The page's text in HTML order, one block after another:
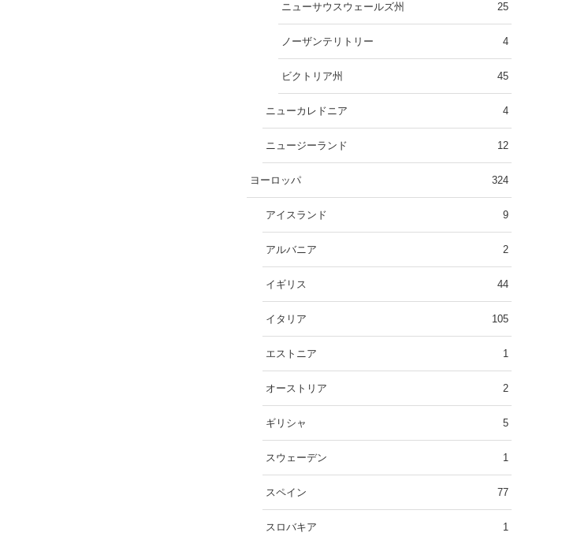
ニューサウスウェールズ州 25
ノーザンテリトリー 4
ビクトリア州 45
ニューカレドニア 4
ニュージーランド 12
ヨーロッパ 324
アイスランド 9
アルバニア 2
イギリス 44
イタリア 105
エストニア 1
オーストリア 2
ギリシャ 5
スウェーデン 1
スペイン 77
スロバキア 1